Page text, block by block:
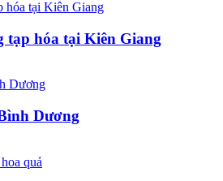
tạp hóa tại Kiên Giang
Dương